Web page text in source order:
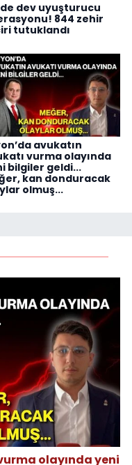
dev uyuşturucu
844 zehir
tutuklandı
avukatın
vurma olayında
bilgiler geldi...
kan donduracak
olmuş...
olayında yeni